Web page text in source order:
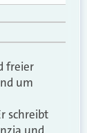
freier
um
schreibt